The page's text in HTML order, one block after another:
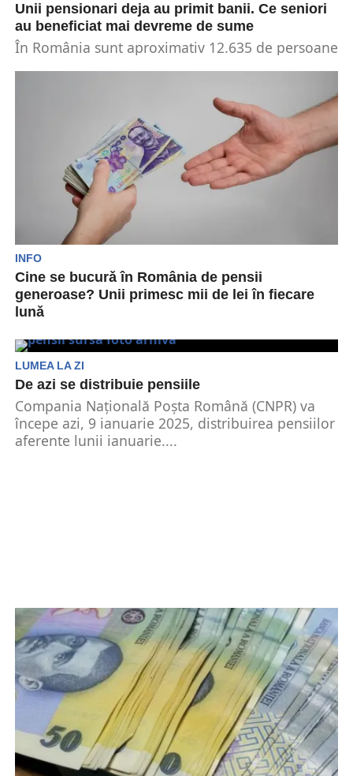
Unii pensionari deja au primit banii. Ce seniori
au beneficiat mai devreme de sume
În România sunt aproximativ 12.635 de persoane
INFO
Cine se bucurǎ în România de pensii
generoase? Unii primesc mii de lei în fiecare
lunǎ
României, a venit recent cu mai multe detalii
despre situația...
LUMEA LA ZI
De azi se distribuie pensiile
Compania Națională Poșta Română (CNPR) va
începe azi, 9 ianuarie 2025, distribuirea pensiilor
aferente lunii ianuarie....